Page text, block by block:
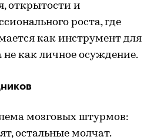
открытости и
роста, где
как инструмент для
как личное осуждение.
мозговых штурмов:
остальные молчат.